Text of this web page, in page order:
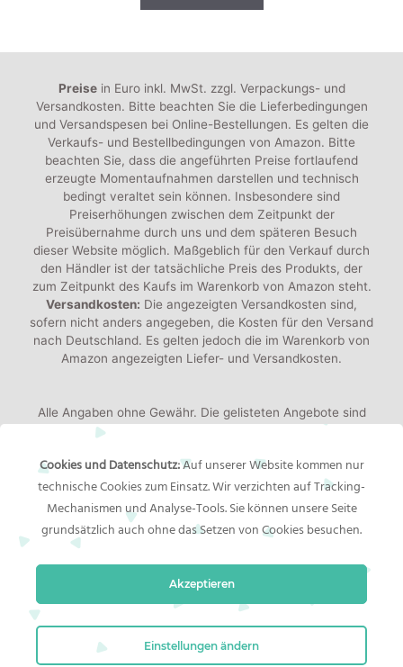
Preisein Euro inkl. MwSt. zzgl. Verpackungs- und
Versandkosten. Bitte beachten Sie die Lieferbedingungen
und Versandspesen bei Online-Bestellungen. Es gelten die
Verkaufs- und Bestellbedingungen von Amazon. Bitte
beachten Sie, dass die angeführten Preise fortlaufend
erzeugte Momentaufnahmen darstellen und technisch
bedingt veraltet sein können. Insbesondere sind
Preiserhöhungen zwischen dem Zeitpunkt der
Preisübernahme durch uns und dem späteren Besuch
dieser Website möglich. Maßgeblich für den Verkauf durch
den Händler ist der tatsächliche Preis des Produkts, der
zum Zeitpunkt des Kaufs im Warenkorb von Amazon steht.
Versandkosten: Die angezeigten Versandkosten sind,
sofern nicht anders angegeben, die Kosten für den Versand
nach Deutschland. Es gelten jedoch die im Warenkorb von
Amazon angezeigten Liefer- und Versandkosten.
Alle Angaben ohne Gewähr. Die gelisteten Angebote sind
keine verbindlichen Werbeaussagen der Anbieter!
jeweiligen Händler oder Hersteller bereitgestellt. Das
gelieferte Produkt kann von den Bildern abweichen.
Impressum
Datenschutzerklärung
Cookies und Datenschutz:Auf unserer Website kommen nur
technische Cookies zum Einsatz. Wir verzichten auf Tracking-
Mechanismen und Analyse-Tools. Sie können unsere Seite
grundsätzlich auch ohne das Setzen von Cookies besuchen.
Akzeptieren
Einstellungen ändern